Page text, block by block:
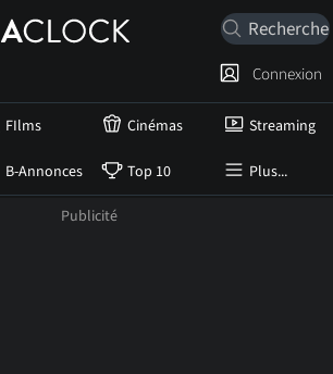
FIlms Cinémas Streaming
B-Annonces Top 10 Plus...
Connexion